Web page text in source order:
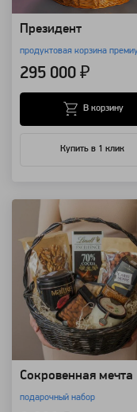
Президент
продуктовая корзина
295 000 ₽
Купить в 1 клик
В корзину
Сокровенная мечта
подарочный набор